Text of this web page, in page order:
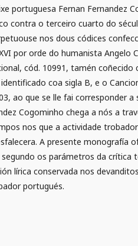
portuguesa Fernan Fernandez
contra o terceiro cuarto do
nos dous códices
por orde do humanista Angelo
cód. 10991, tamén coñecido
coa sigla B, e o
ao que se lle fai corresponder a
Cogominho chega a nós a
nos que a actividade
A presente monografía
os parámetros da crítica
lírica conservada nos
portugués.